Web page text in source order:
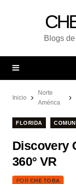
Blogs
Inicio
Norte
América
FLORIDA
Discovery
360° VR
POR CHE TOBA